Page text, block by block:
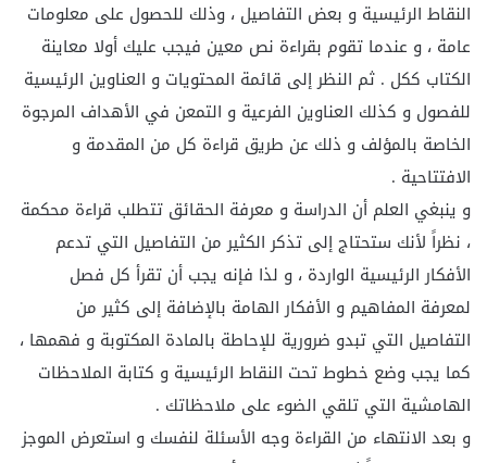
النقاط الرئيسية و بعض التفاصيل ، وذلك للحصول على معلومات
عامة ، و عندما تقوم بقراءة نص معين فيجب عليك أولا معاينة
الكتاب ككل . ثم النظر إلى قائمة المحتويات و العناوين الرئيسية
للفصول و كذلك العناوين الفرعية و التمعن في الأهداف المرجوة
الخاصة بالمؤلف و ذلك عن طريق قراءة كل من المقدمة و
الافتتاحية .
و ينبغي العلم أن الدراسة و معرفة الحقائق تتطلب قراءة محكمة
، نظراً لأنك ستحتاج إلى تذكر الكثير من التفاصيل التي تدعم
الأفكار الرئيسية الواردة ، و لذا فإنه يجب أن تقرأ كل فصل
لمعرفة المفاهيم و الأفكار الهامة بالإضافة إلى كثير من
التفاصيل التي تبدو ضرورية للإحاطة بالمادة المكتوبة و فهمها ،
كما يجب وضع خطوط تحت النقاط الرئيسية و كتابة الملاحظات
الهامشية التي تلقي الضوء على ملاحظاتك .
و بعد الانتهاء من القراءة وجه الأسئلة لنفسك و استعرض الموجز